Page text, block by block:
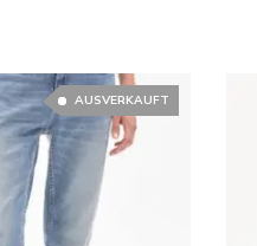
AUSVERKAUFT